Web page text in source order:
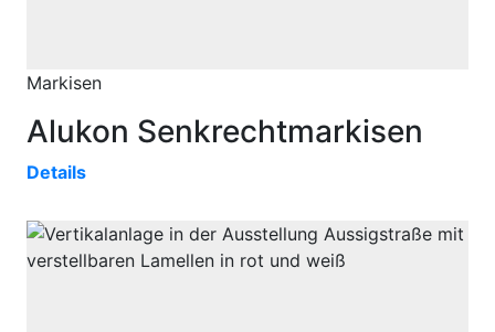
Markisen
Alukon Senkrechtmarkisen
Details